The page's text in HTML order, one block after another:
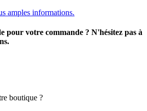
amples informations.
pour votre commande ? N'hésitez pas à
boutique ?